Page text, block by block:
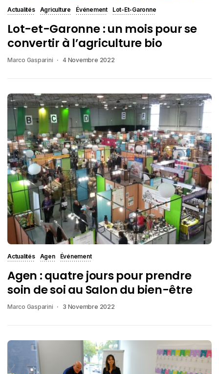
Actualités Agriculture Événement Lot-Et-Garonne
Lot-et-Garonne : un mois pour se
convertir à l’agriculture bio
Marco Gasparini 4 Novembre 2022
Actualités Agen Événement
Agen : quatre jours pour prendre
soin de soi au Salon du bien-être
Marco Gasparini 3 Novembre 2022